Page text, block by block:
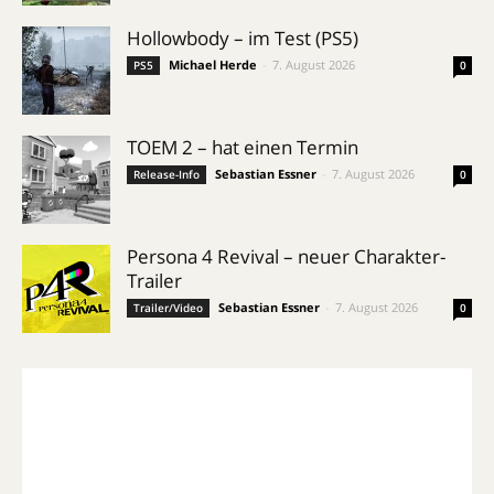
Hollowbody – im Test (PS5)
PS5 Michael Herde 7. August 2026 0
TOEM 2 – hat einen Termin
Release-Info Sebastian Essner 7. August 2026 0
Persona 4 Revival – neuer Charakter-
Trailer
Trailer/Video Sebastian Essner 7. August 2026 0